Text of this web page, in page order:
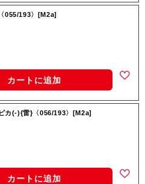
055/193〉[M2a]
カートに追加
カ(-){雷}〈056/193〉[M2a]
カートに追加